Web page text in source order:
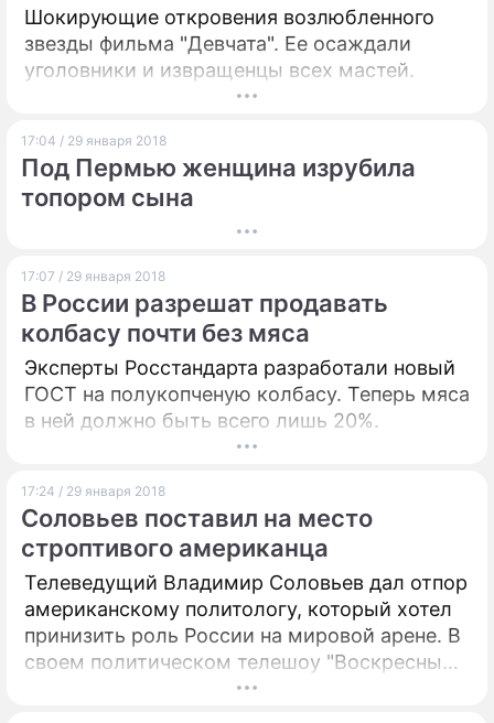
315 тысяч подписей.
Шокирующие откровения возлюбленного
звезды фильма "Девчата". Ее осаждали
уголовники и извращенцы всех мастей.
17:04 / 29 января 2018
Под Пермью женщина изрубила
топором сына
17:07 / 29 января 2018
В России разрешат продавать
колбасу почти без мяса
Эксперты Росстандарта разработали новый
ГОСТ на полукопченую колбасу. Теперь мяса
в ней должно быть всего лишь 20%.
17:24 / 29 января 2018
Соловьев поставил на место
строптивого американца
Телеведущий Владимир Соловьев дал отпор
американскому политологу, который хотел
принизить роль России на мировой арене. В
своем политическом телешоу "Воскресный
вечер" Соловьев схлестнулся с давним